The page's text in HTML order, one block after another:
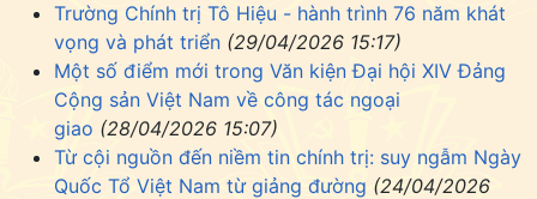
Trường Chính trị Tô Hiệu - hành trình 76 năm khát
vọng và phát triển (29/04/2026 15:17)
Một số điểm mới trong Văn kiện Đại hội XIV Đảng
Cộng sản Việt Nam về công tác ngoại
giao (28/04/2026 15:07)
Từ cội nguồn đến niềm tin chính trị: suy ngẫm Ngày
Quốc Tổ Việt Nam từ giảng đường (24/04/2026